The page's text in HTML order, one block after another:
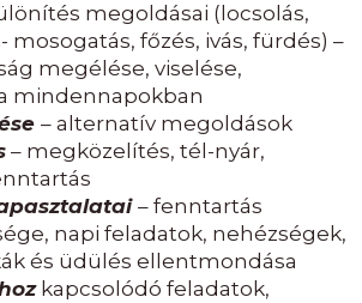
megoldásai (locsolás,
mosogatás, főzés, ivás, fürdés) –
megélése, viselése,
mindennapokban
– alternatív megoldások
– megközelítés, tél-nyár,
– fenntartás
napi feladatok, nehézségek,
és üdülés ellentmondása
kapcsolódó feladatok,